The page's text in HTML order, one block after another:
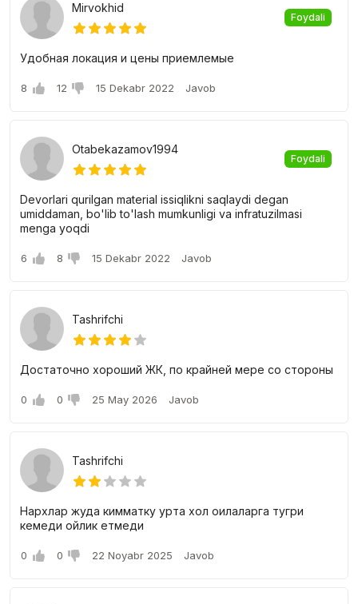
Mirvokhid
Foydali
Удобная локация и цены приемлемые
8 12 15 Dekabr 2022 Javob
Otabekazamov1994
Foydali
Devorlari qurilgan material issiqlikni saqlaydi degan
umiddaman, bo'lib to'lash mumkunligi va infratuzilmasi
menga yoqdi
6 8 15 Dekabr 2022 Javob
Tashrifchi
Достаточно хороший ЖК, по крайней мере со стороны
0 0 25 May 2026 Javob
Tashrifchi
Нархлар жуда кимматку урта хол оилаларга тугри
кемеди ойлик етмеди
0 0 22 Noyabr 2025 Javob